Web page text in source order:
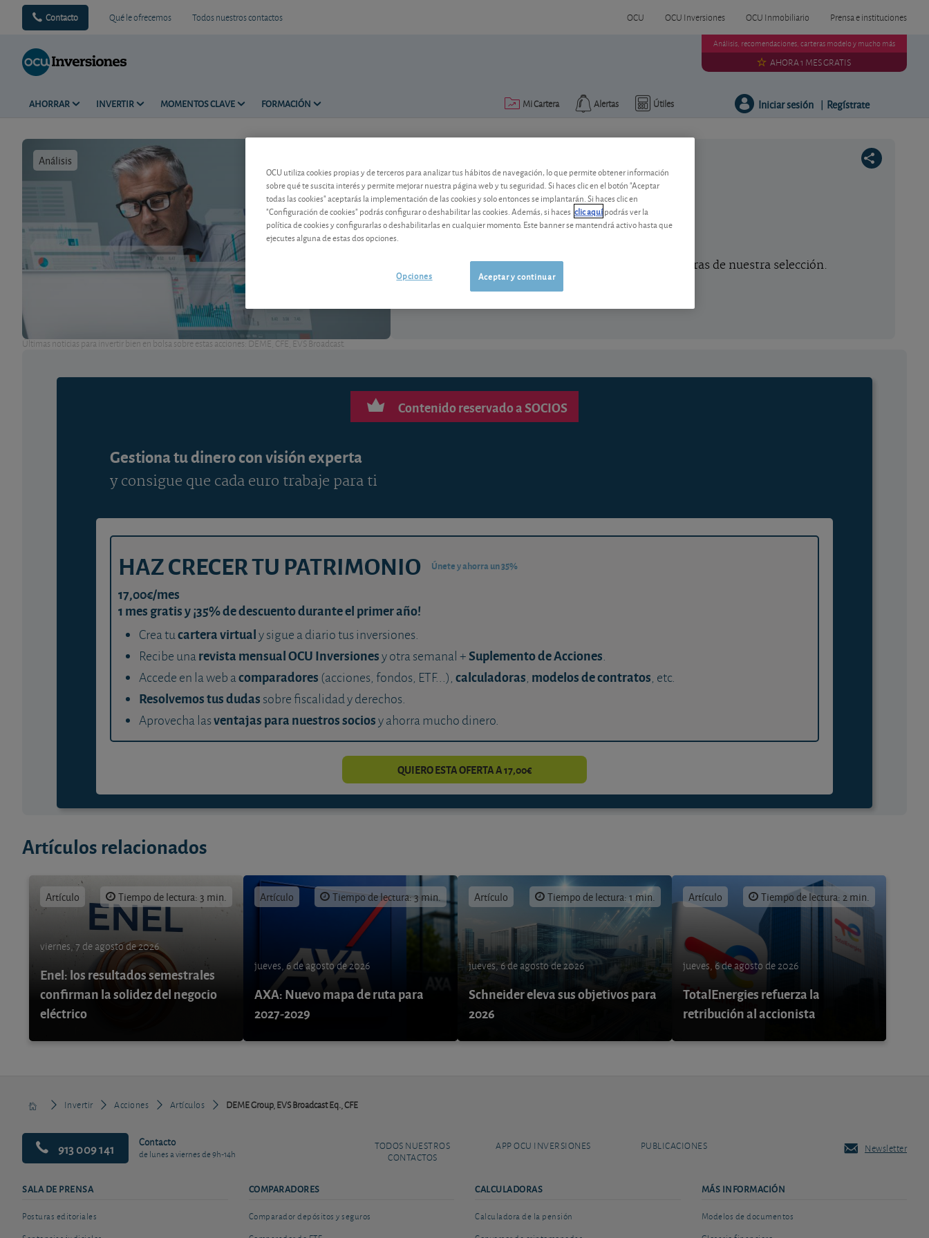
Contacto Qué le ofrecemos Todos nuestros contactos OCU OCU Inversiones OCU Inmobiliario Prensa e instituciones
AHORRAR INVERTIR MOMENTOS CLAVE FORMACIÓN Útiles
Alertas
Mi Cartera
Análisis, recomendaciones, carteras modelo y mucho más
AHORA 1 MES GRATIS
Iniciar sesión | Regístrate
Análisis
Últimas noticias para invertir bien en bolsa sobre estas acciones: DEME, CFE, EVS Broadcast.
Últimas novedades sobre estas tres acciones extranjeras de nuestra selección.
Contenido reservado a SOCIOS
Gestiona tu dinero con visión experta
y consigue que cada euro trabaje para ti
HAZ CRECER TU PATRIMONIO Únete y ahorra un 35%
17,00€/mes
1 mes gratis y ¡35% de descuento durante el primer año!
Crea tucartera virtualy sigue a diario tus inversiones.
Recibe unarevista mensual OCU Inversionesy otra semanal +Suplemento de Acciones.
Accede en la web acomparadores (acciones, fondos, ETF...), calculadoras, modelos de contratos, etc.
Resolvemos tus dudas sobre fiscalidad y derechos.
Aprovecha lasventajas para nuestros sociosy ahorra mucho dinero.
QUIERO ESTA OFERTA A 17,00€
Artículos relacionados
Artículo Tiempo de lectura: 3 min.
viernes, 7 de agosto de 2026
Enel: los resultados semestrales
confirman la solidez del negocio
eléctrico
Artículo Tiempo de lectura: 3 min.
jueves, 6 de agosto de 2026
AXA: Nuevo mapa de ruta para
2027-2029
Artículo Tiempo de lectura: 1 min.
jueves, 6 de agosto de 2026
Schneider eleva sus objetivos para
2026
Artículo Tiempo de lectura: 2 min.
jueves, 6 de agosto de 2026
TotalEnergies refuerza la
retribución al accionista
Invertir Acciones Artículos DEME Group, EVS Broadcast Eq., CFE
913 009 141 Contacto
de lunes a viernes de 9h-14h
TODOS NUESTROS
CONTACTOS
APP OCU INVERSIONES PUBLICACIONES Newsletter
SALA DE PRENSA
Posturas editoriales
COMPARADORES
Comparador depósitos y seguros
CALCULADORAS
Calculadora de la pensión
MÁS INFORMACIÓN
Modelos de documentos
OCU utiliza cookies propias y de terceros para analizar tus hábitos de navegación, lo que permite obtener información
sobre qué te suscita interés y permite mejorar nuestra página web y tu seguridad. Si haces clic en el botón "Aceptar
todas las cookies" aceptarás la implementación de las cookies y solo entonces se implantarán. Si haces clic en
"Configuración de cookies" podrás configurar o deshabilitar las cookies. Además, si haces clic aquípodrás ver la
política de cookies y configurarlas o deshabilitarlas en cualquier momento. Este banner se mantendrá activo hasta que
ejecutes alguna de estas dos opciones.
Aceptar y continuar
Opciones